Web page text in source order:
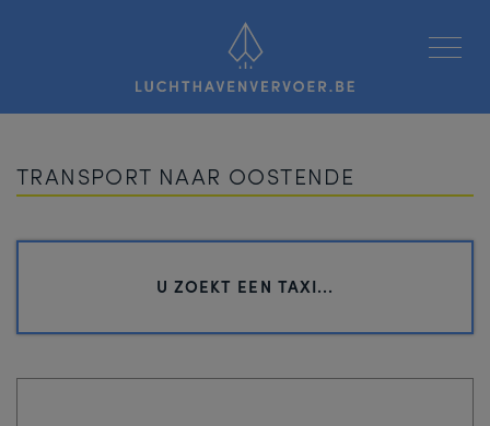
Luchthavenvervoer
TRANSPORT NAAR OOSTENDE
U ZOEKT EEN TAXI...